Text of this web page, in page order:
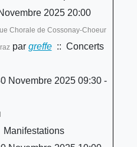
2025 20:00
Chorale de Cossonay-Choeur
par greffe:: Concerts
Novembre 2025 09:30 -